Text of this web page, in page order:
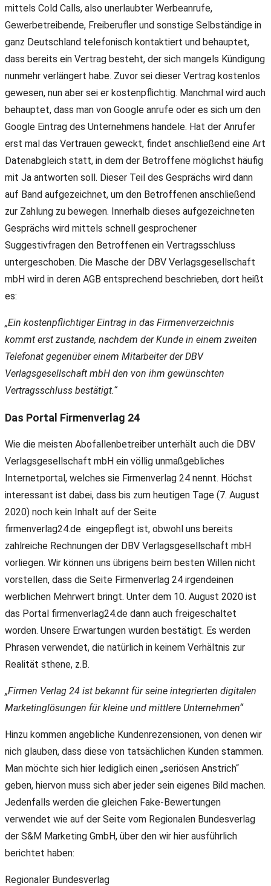
mittels Cold Calls, also unerlaubter Werbeanrufe,
Gewerbetreibende, Freiberufler und sonstige Selbständige in
ganz Deutschland telefonisch kontaktiert und behauptet,
dass bereits ein Vertrag besteht, der sich mangels Kündigung
nunmehr verlängert habe. Zuvor sei dieser Vertrag kostenlos
gewesen, nun aber sei er kostenpflichtig. Manchmal wird auch
behauptet, dass man von Google anrufe oder es sich um den
Google Eintrag des Unternehmens handele. Hat der Anrufer
erst mal das Vertrauen geweckt, findet anschließend eine Art
Datenabgleich statt, in dem der Betroffene möglichst häufig
mit Ja antworten soll. Dieser Teil des Gesprächs wird dann
auf Band aufgezeichnet, um den Betroffenen anschließend
zur Zahlung zu bewegen. Innerhalb dieses aufgezeichneten
Gesprächs wird mittels schnell gesprochener
Suggestivfragen den Betroffenen ein Vertragsschluss
untergeschoben. Die Masche der DBV Verlagsgesellschaft
mbH wird in deren AGB entsprechend beschrieben, dort heißt
es:
„Ein kostenpflichtiger Eintrag in das Firmenverzeichnis
kommt erst zustande, nachdem der Kunde in einem zweiten
Telefonat gegenüber einem Mitarbeiter der DBV
Verlagsgesellschaft mbH den von ihm gewünschten
Vertragsschluss bestätigt.“
Das Portal Firmenverlag 24
Wie die meisten Abofallenbetreiber unterhält auch die DBV
Verlagsgesellschaft mbH ein völlig unmaßgebliches
Internetportal, welches sie Firmenverlag 24 nennt. Höchst
interessant ist dabei, dass bis zum heutigen Tage (7. August
2020) noch kein Inhalt auf der Seite
firmenverlag24.de eingepflegt ist, obwohl uns bereits
zahlreiche Rechnungen der DBV Verlagsgesellschaft mbH
vorliegen. Wir können uns übrigens beim besten Willen nicht
vorstellen, dass die Seite Firmenverlag 24 irgendeinen
werblichen Mehrwert bringt. Unter dem 10. August 2020 ist
das Portal firmenverlag24.de dann auch freigeschaltet
worden. Unsere Erwartungen wurden bestätigt. Es werden
Phrasen verwendet, die natürlich in keinem Verhältnis zur
Realität sthene, z.B.
„Firmen Verlag 24 ist bekannt für seine integrierten digitalen
Marketinglösungen für kleine und mittlere Unternehmen“
Hinzu kommen angebliche Kundenrezensionen, von denen wir
nich glauben, dass diese von tatsächlichen Kunden stammen.
Man möchte sich hier lediglich einen „seriösen Anstrich“
geben, hiervon muss sich aber jeder sein eigenes Bild machen.
Jedenfalls werden die gleichen Fake-Bewertungen
verwendet wie auf der Seite vom Regionalen Bundesverlag
der S&M Marketing GmbH, über den wir hier ausführlich
berichtet haben:
Regionaler Bundesverlag